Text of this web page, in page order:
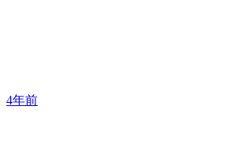
4年前